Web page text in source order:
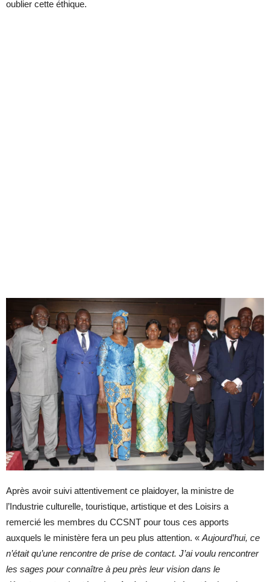
oublier cette éthique.
Après avoir suivi attentivement ce plaidoyer, la ministre de
l’Industrie culturelle, touristique, artistique et des Loisirs a
remercié les membres du CCSNT pour tous ces apports
auxquels le ministère fera un peu plus attention. « Aujourd’hui, ce
n’était qu’une rencontre de prise de contact. J’ai voulu rencontrer
les sages pour connaître à peu près leur vision dans le